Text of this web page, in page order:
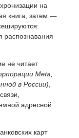
на
книга, затем —
распознавания
не читает
Meta,
в России),
адресной
карт